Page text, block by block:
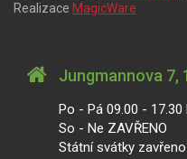
Realizace MagicWare
Jungmannova 7,
Po - Pá 09.00 - 17.30
So - Ne ZAVŘENO
Státní svátky zavřeno